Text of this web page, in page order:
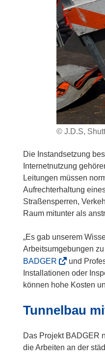
© J.D.S,
Die Instandsetzung
Internetnutzung
Leitungen müssen
Aufrechterhaltung
Straßensperren,
Raum mitunter als
„Es gab unserem
Arbeitsumgebungen
BADGER
ö
f
n
und
Installationen oder
können hohe Kosten
Tunnelbau
Das Projekt BADGER
die Arbeiten an der